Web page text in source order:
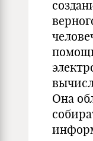
Она